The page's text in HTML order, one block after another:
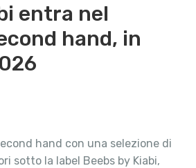
entra nel
hand, in
hand con una selezione di
sotto la label Beebs by Kiabi,